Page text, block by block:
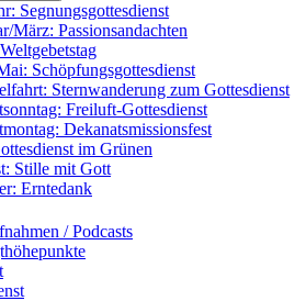
Segnungsgottesdienst
März: Passionsandachten
Schöpfungsgottes­dienst
Sternwanderung zum Gottesdienst
Freiluft-Gottesdienst
Dekanatsmissionsfest
im Grünen
Stille mit Gott
Erntedank
/ Podcasts